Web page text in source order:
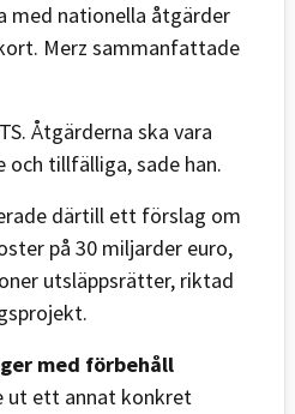
med nationella åtgärder
Merz sammanfattade
Åtgärderna ska vara
tillfälliga, sade han.
därtill ett förslag om
på 30 miljarder euro,
utsläppsrätter, riktad
med förbehåll
ut ett annat konkret